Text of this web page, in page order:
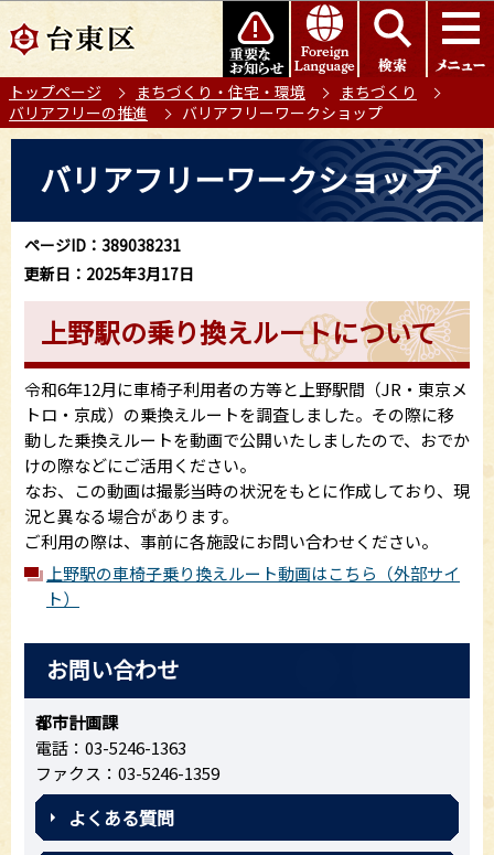
の
ー
ジ
このページの本文へ移動
トップページ まちづくり・住宅・環境
まちづくり
バリアフリーの推進
バリアフリーワークショップ
か
バリアフリーワークショップ
ページID：389038231
更新日：2025年3月17日
上野駅の乗り換えルートについて
令和6年12月に車椅子利用者の方等と上野駅間（JR・東京メ
トロ・京成）の乗換えルートを調査しました。その際に移
動した乗換えルートを動画で公開いたしましたので、おでか
けの際などにご活用ください。
なお、この動画は撮影当時の状況をもとに作成しており、現
況と異なる場合があります。
ご利用の際は、事前に各施設にお問い合わせください。
上野駅の車椅子乗り換えルート動画はこちら（外部サイ
ト）
お問い合わせ
都市計画課
電話：03-5246-1363
ファクス：03-5246-1359
よくある質問